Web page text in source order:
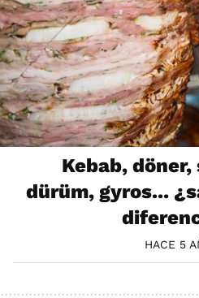
Kebab,
dürüm, gyros...
HACE 5